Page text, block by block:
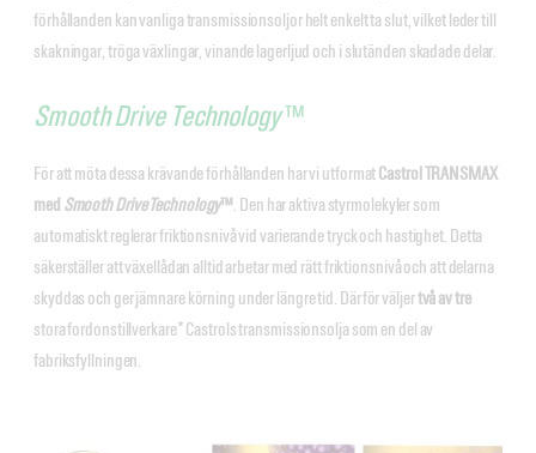
förhållanden kan vanliga transmissionsoljor helt enkelt ta slut, vilket leder till
skakningar, tröga växlingar, vinande lagerljud och i slutänden skadade delar.
Smooth Drive Technology™
För att möta dessa krävande förhållanden har vi utformatCastrol TRANSMAX
med Smooth Drive Technology™ . Den har aktiva styrmolekyler som
automatiskt reglerar friktionsnivå vid varierande tryck och hastighet. Detta
säkerställer att växellådan alltid arbetar med rätt friktionsnivå och att delarna
skyddas och ger jämnare körning under längre tid. Därför väljertvå av tre
stora fordonstillverkare* Castrols transmissionsolja som en del av
fabriksfyllningen.